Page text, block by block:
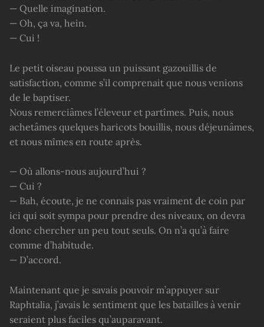
— Quelle imagination.
— Oh, ça va, hein.
— Cui !
Le petit oiseau poussa un puissant gazouillis de
satisfaction, comme s’il comprenait que nous venions
de le baptiser.
Nous remerciâmes l’éleveur et partîmes. Puis, nous
achetâmes quelques haricots bouillis, nous déjeunâmes,
et nous mîmes en route après.
— Où allons-nous aujourd’hui ?
— Cui ?
— Bah, écoute, je ne connais pas vraiment de coin par
ici qui soit sympa pour prendre des niveaux, on devra
donc chercher un peu tout seuls. On n’a qu’à faire
comme d’habitude.
— D’accord.
Maintenant que je savais pouvoir m’appuyer sur
Raphtalia, j’avais le sentiment que les batailles à venir
seraient plus faciles qu’auparavant.